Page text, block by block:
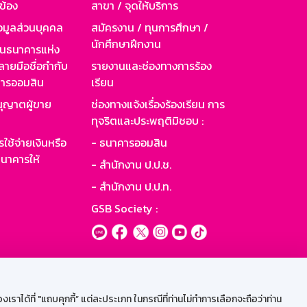
ได้ที่ "แถบคุกกี้” แต่ละประเภท ในกรณีที่ท่านไม่ทำการเลือกจะถือว่าท่าน
อง
มูลส่วนบุคคล
นาคารแห่ง
ายมือชื่อกำกับ
รออมสิน
ญาตผู้ขาย
ช้จ่ายเงินหรือ
คารให้
สาขา / จุดให้บริการ
สมัครงาน / ทุนการศึกษา /
นักศึกษาฝึกงาน
รายงานและช่องทางการร้อง
เรียน
ช่องทางแจ้งเรื่องร้องเรียน การ
ทุจริตและประพฤติมิชอบ :
- ธนาคารออมสิน
- สำนักงาน ป.ป.ช.
- สำนักงาน ป.ป.ท.
GSB Society :